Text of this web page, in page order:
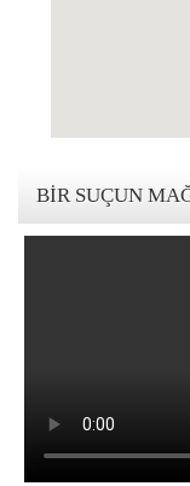
BIR SUÇUN